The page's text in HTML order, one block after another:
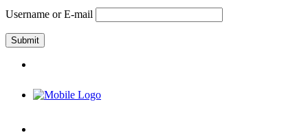
Username or E-mail